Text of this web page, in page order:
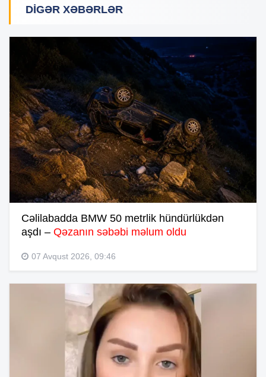
DIGƏR XƏBƏRLƏR
Cəlilabadda BMW 50 metrlik hündürlükdən
aşdı – Qəzanın səbəbi məlum oldu
07 Avqust 2026, 09:46